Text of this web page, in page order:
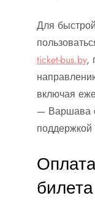
Для
ticket-bus.by,
включая
— Варшава
билета